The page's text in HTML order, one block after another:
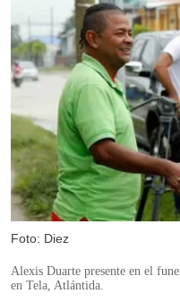
Foto: Diez
Alexis Duarte presente en el
en Tela, Atlántida.